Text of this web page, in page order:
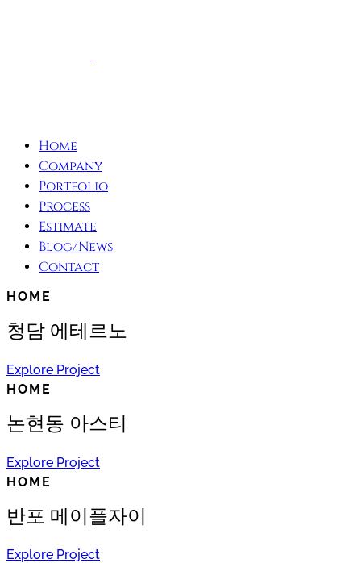
Home
Company
Portfolio
Process
Estimate
Blog/News
Contact
HOME
청담 에테르노
Explore Project
HOME
논현동 아스티
Explore Project
HOME
반포 메이플자이
Explore Project